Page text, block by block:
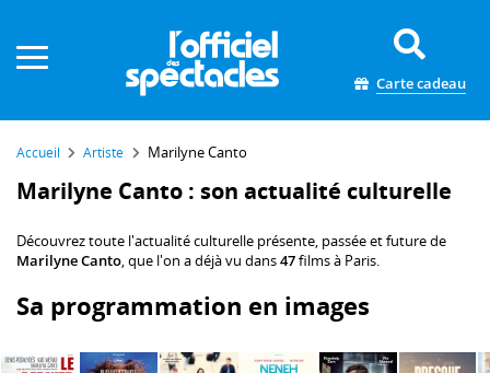
Carte cadeau
Accueil Artiste Marilyne Canto
Marilyne Canto : son actualité culturelle
Découvrez toute l'actualité culturelle présente, passée et future de
Marilyne Canto, que l'on a déjà vu dans47films à Paris.
Sa programmation en images